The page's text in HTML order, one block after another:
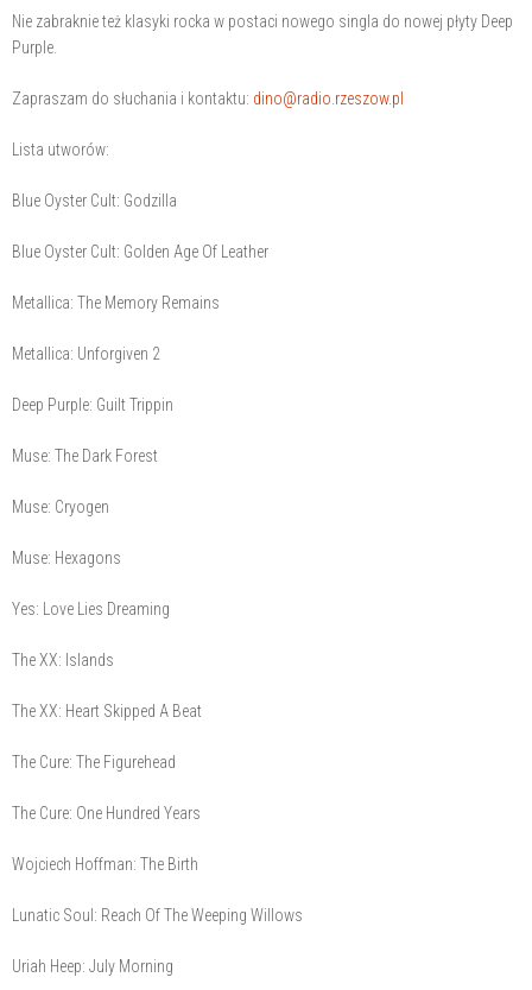
Nie zabraknie też klasyki rocka w postaci nowego singla do nowej płyty Deep
Purple.
Zapraszam do słuchania i kontaktu: dino@radio.rzeszow.pl
Lista utworów:
Blue Oyster Cult: Godzilla
Blue Oyster Cult: Golden Age Of Leather
Metallica: The Memory Remains
Metallica: Unforgiven 2
Deep Purple: Guilt Trippin
Muse: The Dark Forest
Muse: Cryogen
Muse: Hexagons
Yes: Love Lies Dreaming
The XX: Islands
The XX: Heart Skipped A Beat
The Cure: The Figurehead
The Cure: One Hundred Years
Wojciech Hoffman: The Birth
Lunatic Soul: Reach Of The Weeping Willows
Uriah Heep: July Morning